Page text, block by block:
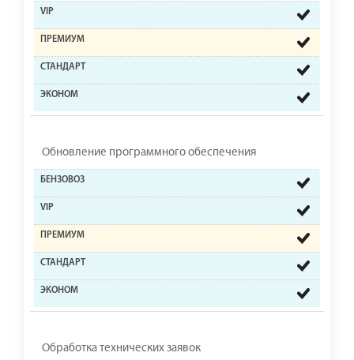
Обновление программного обеспечения
Обработка технических заявок